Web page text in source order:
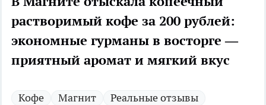
растворимый кофе за 200 рублей:
экономные гурманы в восторге —
приятный аромат и мягкий вкус
Кофе Магнит
Реальные отзывы